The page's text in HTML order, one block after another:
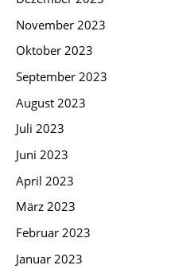
November 2023
Oktober 2023
September 2023
August 2023
Juli 2023
Juni 2023
April 2023
März 2023
Februar 2023
Januar 2023